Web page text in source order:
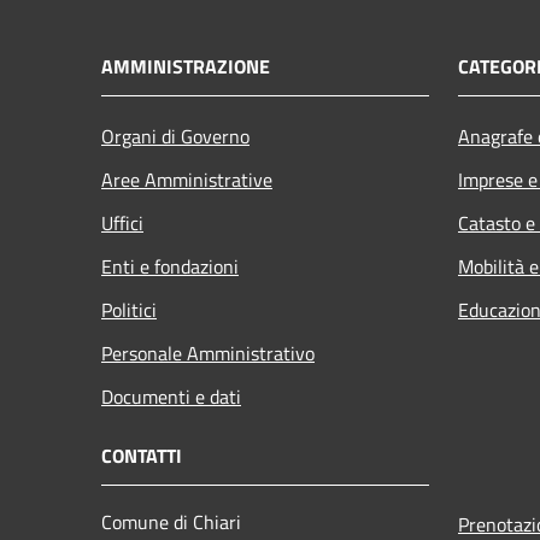
AMMINISTRAZIONE
Organi di Governo
Aree Amministrative
Uffici
Enti e fondazioni
Politici
Personale Amministrativo
Documenti e dati
Imprese
Catasto
Mobilità
CONTATTI
Comune di Chiari